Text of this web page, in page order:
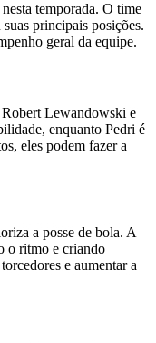
temporada. O time
principais posições.
geral da equipe.
Robert Lewandowski e
enquanto Pedri é
eles podem fazer a
a posse de bola. A
o ritmo e criando
e aumentar a